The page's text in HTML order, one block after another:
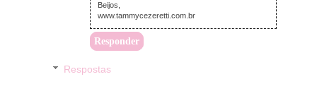
Beijos,
www.tammycezeretti.com.br
Responder
Respostas